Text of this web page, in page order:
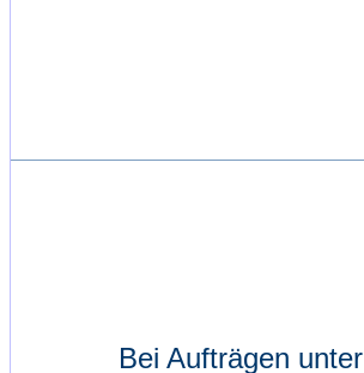
Bei Aufträgen unter